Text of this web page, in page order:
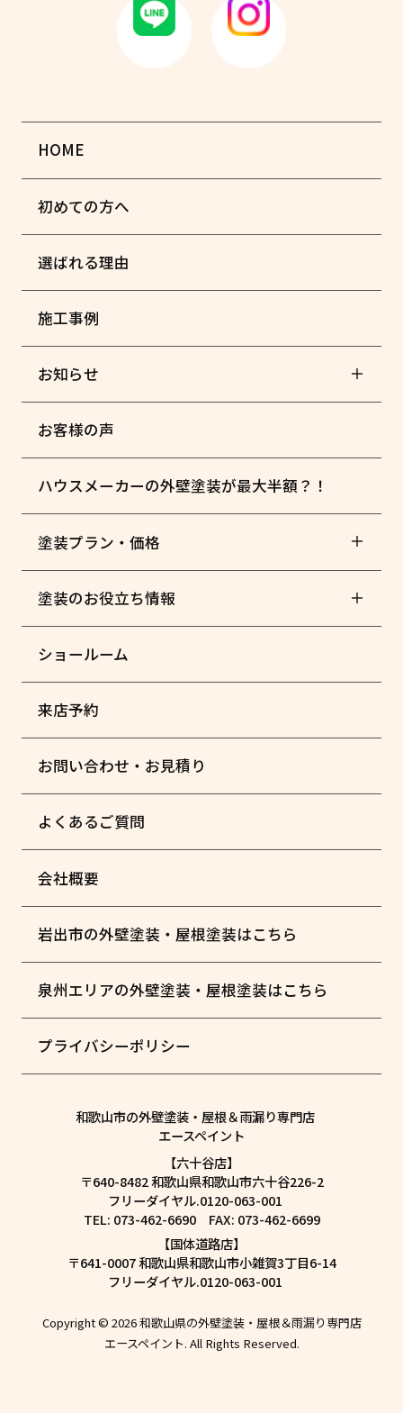
HOME
初めての方へ
選ばれる理由
施工事例
お知らせ
お客様の声
ハウスメーカーの外壁塗装が最大半額？！
塗装プラン・価格
塗装のお役立ち情報
ショールーム
来店予約
お問い合わせ・お見積り
よくあるご質問
会社概要
岩出市の外壁塗装・屋根塗装はこちら
泉州エリアの外壁塗装・屋根塗装はこちら
プライバシーポリシー
和歌山市の外壁塗装・屋根＆雨漏り専門店
エースペイント
【六十谷店】
〒640-8482 和歌山県和歌山市六十谷226-2
フリーダイヤル.0120-063-001
TEL: 073-462-6690 FAX: 073-462-6699
【国体道路店】
〒641-0007 和歌山県和歌山市小雑賀3丁目6-14
フリーダイヤル.0120-063-001
Copyright © 2026 和歌山県の外壁塗装・屋根＆雨漏り専門店
エースペイント. All Rights Reserved.